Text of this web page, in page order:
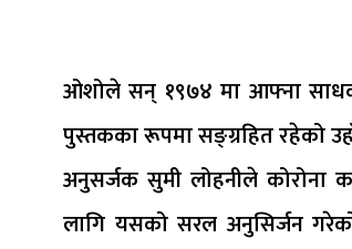
ओशोले सन् १९७४ मा आफ्ना
पुस्तकका रूपमा सङ्ग्रहित रहेको
अनुसर्जक सुमी लोहनीले कोरोना
लागि यसको सरल अनुसिर्जन